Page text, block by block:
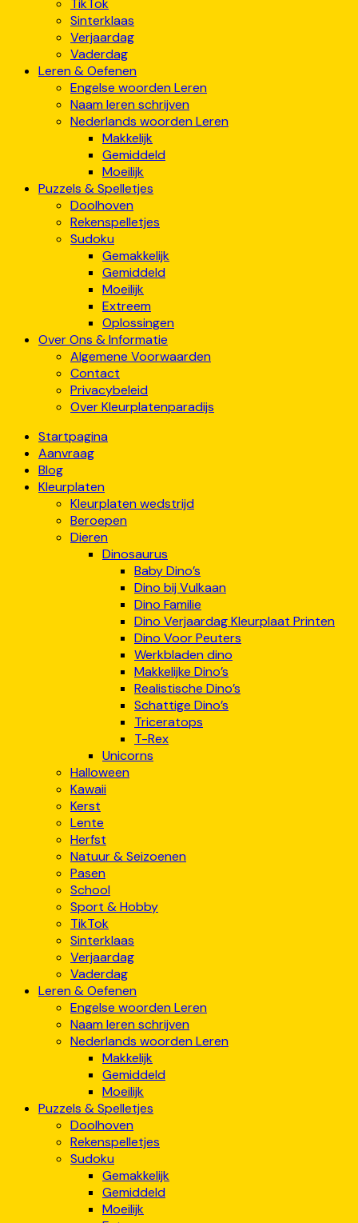
TikTok
Sinterklaas
Verjaardag
Vaderdag
Leren & Oefenen
Engelse woorden Leren
Naam leren schrijven
Nederlands woorden Leren
Makkelijk
Gemiddeld
Moeilijk
Puzzels & Spelletjes
Doolhoven
Rekenspelletjes
Sudoku
Gemakkelijk
Gemiddeld
Moeilijk
Extreem
Oplossingen
Over Ons & Informatie
Algemene Voorwaarden
Contact
Privacybeleid
Over Kleurplatenparadijs
Startpagina
Aanvraag
Blog
Kleurplaten
Kleurplaten wedstrijd
Beroepen
Dieren
Dinosaurus
Baby Dino’s
Dino bij Vulkaan
Dino Familie
Dino Verjaardag Kleurplaat Printen
Dino Voor Peuters
Werkbladen dino
Makkelijke Dino’s
Realistische Dino’s
Schattige Dino’s
Triceratops
T-Rex
Unicorns
Halloween
Kawaii
Kerst
Lente
Herfst
Natuur & Seizoenen
Pasen
School
Sport & Hobby
TikTok
Sinterklaas
Verjaardag
Vaderdag
Leren & Oefenen
Engelse woorden Leren
Naam leren schrijven
Nederlands woorden Leren
Makkelijk
Gemiddeld
Moeilijk
Puzzels & Spelletjes
Doolhoven
Rekenspelletjes
Sudoku
Gemakkelijk
Gemiddeld
Moeilijk